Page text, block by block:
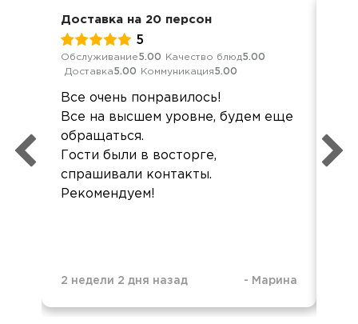
Доставка на 20 персон
5
Обслуживание5.00 Качество блюд5.00
Доставка5.00 Коммуникация5.00
Все очень понравилось!
Все на высшем уровне, будем еще
обращаться.
Гости были в восторге,
спрашивали контакты.
Рекомендуем!
2 недели 2 дня назад - Марина